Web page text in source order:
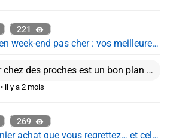
221
Partir en week-end pas cher : vos meilleures astuces ?
Partir chez des proches est un bon plan en effet. Je trouve que les box reviennent cher plutôt que d'organiser son voyage soi-même. Cela dit, ça reste pratique pour offrir par exemple.
• il y a 2 mois
269
Le dernier achat que vous regrettez… et celui que vous ne regrettez pas du tout